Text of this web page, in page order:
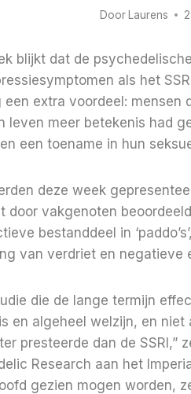
Door Laurens
blijkt dat de
als het
een extra voordeel:
leven meer betekenis had
een toename in hun
deze week
door vakgenoten
bestanddeel in
van verdriet en negatieve
die de lange termijn
en algeheel welzijn, en
presteerde dan de SSRI,”
Research aan het
gezien mogen worden,